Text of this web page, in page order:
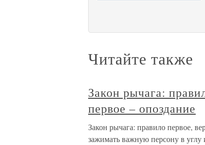
Читайте также
Закон рычага:
первое – опоздание
Закон рычага: правило первое,
зажимать важную персону в углу